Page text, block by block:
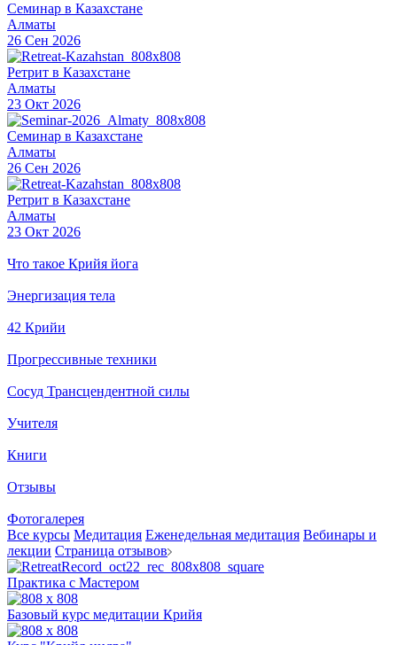
Семинар в Казахстане
Алматы
26 Сен 2026
Ретрит в Казахстане
Алматы
23 Окт 2026
Семинар в Казахстане
Алматы
26 Сен 2026
Ретрит в Казахстане
Алматы
23 Окт 2026
Что такое Крийя йога
Энергизация тела
42 Крийи
Прогрессивные техники
Сосуд Трансцендентной силы
Учителя
Книги
Отзывы
Фотогалерея
Все курсы Медитация Еженедельная медитация Вебинары и
лекции Страница отзывов
Практика с Мастером
Базовый курс медитации Крийя